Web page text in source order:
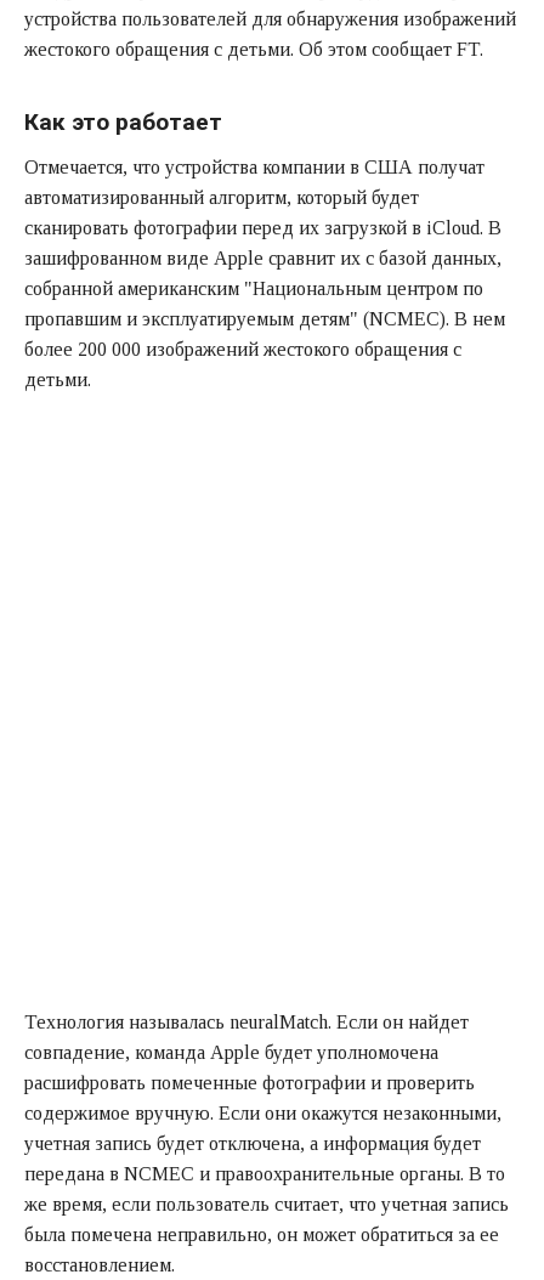
устройства пользователей для обнаружения изображений
жестокого обращения с детьми. Об этом сообщает FT.
Как это работает
Отмечается, что устройства компании в США получат
автоматизированный алгоритм, который будет
сканировать фотографии перед их загрузкой в iCloud. В
зашифрованном виде Apple сравнит их с базой данных,
собранной американским "Национальным центром по
пропавшим и эксплуатируемым детям" (NCMEC). В нем
более 200 000 изображений жестокого обращения с
детьми.
Технология называлась neuralMatch. Если он найдет
совпадение, команда Apple будет уполномочена
расшифровать помеченные фотографии и проверить
содержимое вручную. Если они окажутся незаконными,
учетная запись будет отключена, а информация будет
передана в NCMEC и правоохранительные органы. В то
же время, если пользователь считает, что учетная запись
была помечена неправильно, он может обратиться за ее
восстановлением.